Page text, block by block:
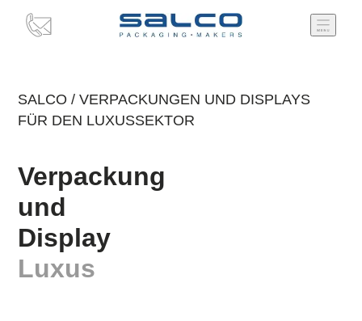
SALCO /VERPACKUNGEN UND DISPLAYS
FÜR DEN LUXUSSEKTOR
Verpackung
und
Display
Luxus